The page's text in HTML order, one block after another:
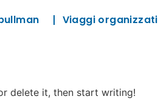
Viaggi organizzati
delete it, then start writing!